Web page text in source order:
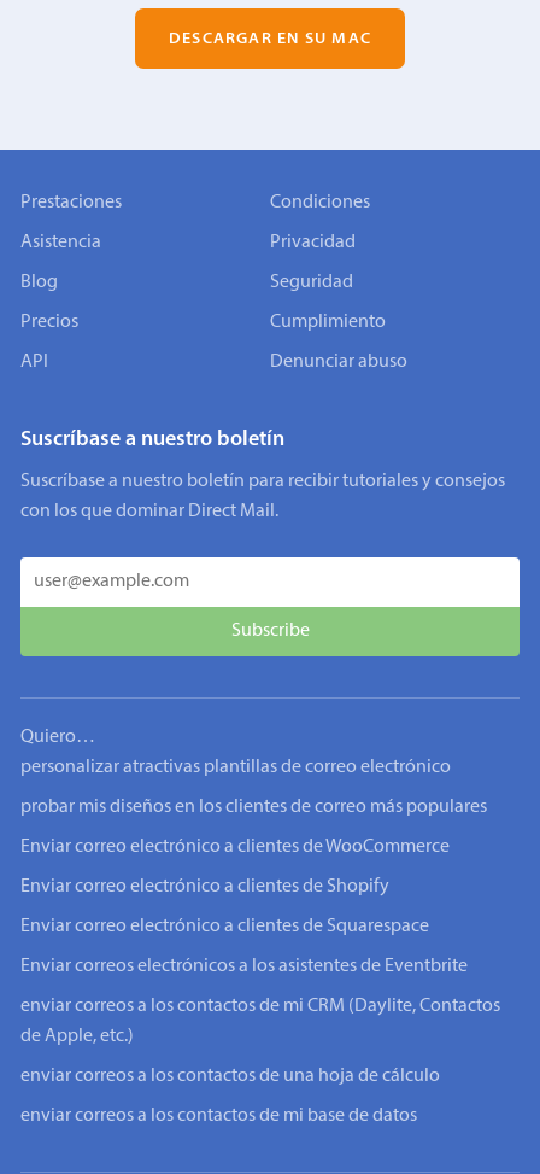
DESCARGAR EN SU MAC
Prestaciones
Asistencia
Blog
Precios
API
Condiciones
Privacidad
Seguridad
Cumplimiento
Denunciar abuso
Suscríbase a nuestro boletín
Suscríbase a nuestro boletín para recibir tutoriales y consejos
con los que dominar Direct Mail.
Quiero…
personalizar atractivas plantillas de correo electrónico
probar mis diseños en los clientes de correo más populares
Enviar correo electrónico a clientes de WooCommerce
Enviar correo electrónico a clientes de Shopify
Enviar correo electrónico a clientes de Squarespace
Enviar correos electrónicos a los asistentes de Eventbrite
enviar correos a los contactos de mi CRM (Daylite, Contactos
de Apple, etc.)
enviar correos a los contactos de una hoja de cálculo
enviar correos a los contactos de mi base de datos